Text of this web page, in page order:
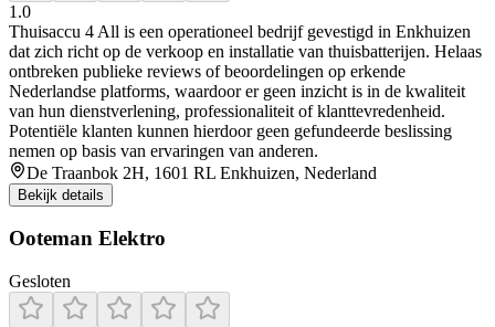
1.0
Thuisaccu 4 All is een operationeel bedrijf gevestigd in Enkhuizen
dat zich richt op de verkoop en installatie van thuisbatterijen. Helaas
ontbreken publieke reviews of beoordelingen op erkende
Nederlandse platforms, waardoor er geen inzicht is in de kwaliteit
van hun dienstverlening, professionaliteit of klanttevredenheid.
Potentiële klanten kunnen hierdoor geen gefundeerde beslissing
nemen op basis van ervaringen van anderen.
De Traanbok 2H, 1601 RL Enkhuizen, Nederland
Bekijk details
Ooteman Elektro
Gesloten